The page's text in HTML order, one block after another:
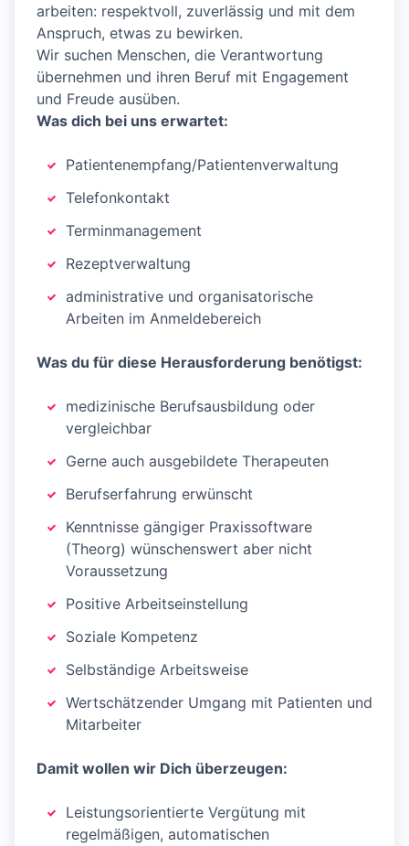
arbeiten: respektvoll, zuverlässig und mit dem
Anspruch, etwas zu bewirken.
Wir suchen Menschen, die Verantwortung
übernehmen und ihren Beruf mit Engagement
und Freude ausüben.
Was dich bei uns erwartet:
Patientenempfang/Patientenverwaltung
Telefonkontakt
Terminmanagement
Rezeptverwaltung
administrative und organisatorische
Arbeiten im Anmeldebereich
Was du für diese Herausforderung benötigst:
medizinische Berufsausbildung oder
vergleichbar
Gerne auch ausgebildete Therapeuten
Berufserfahrung erwünscht
Kenntnisse gängiger Praxissoftware
(Theorg) wünschenswert aber nicht
Voraussetzung
Positive Arbeitseinstellung
Soziale Kompetenz
Selbständige Arbeitsweise
Wertschätzender Umgang mit Patienten und
Mitarbeiter
Damit wollen wir Dich überzeugen:
Leistungsorientierte Vergütung mit
regelmäßigen, automatischen